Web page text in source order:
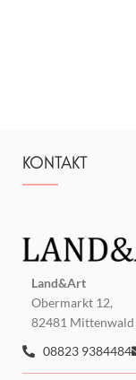
KONTAKT
Land&Art
Obermarkt 12,
82481 Mittenwald
08823 9384484